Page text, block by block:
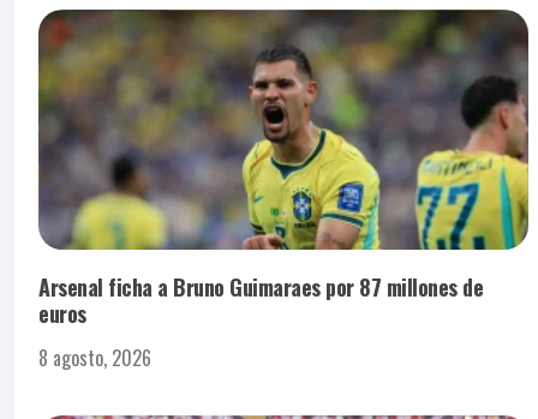
Arsenal ficha a Bruno Guimaraes por 87 millones de
euros
8 agosto, 2026